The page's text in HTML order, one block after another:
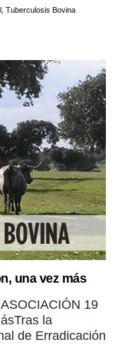
Tuberculosis Bovina
una vez más
19
la
de Erradicación